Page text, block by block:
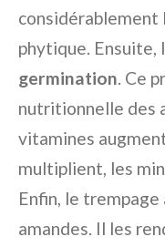
considérablement
phytique. Ensuite,
germination. Ce
nutritionnelle des
vitamines
multiplient, les
Enfin, le trempage
amandes. Il les